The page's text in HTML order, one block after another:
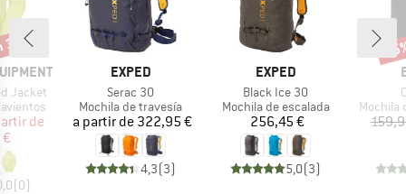
Jacket
reducido
de
(0)
MARCA
EXPED
Artículo
Serac 30
Product group
Mochila de travesía
Precio
a partir de 322,95 €
4,3(3)
MARCA
EXPED
Artículo
Black Ice 30
Product group
Mochila de escalada
Precio
256,45 €
5,0(3)
Product
Mochila